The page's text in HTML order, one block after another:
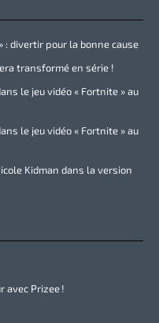
: divertir pour la bonne cause
transformé en série !
le jeu vidéo « Fortnite » au
le jeu vidéo « Fortnite » au
Kidman dans la version
avec Prizee !